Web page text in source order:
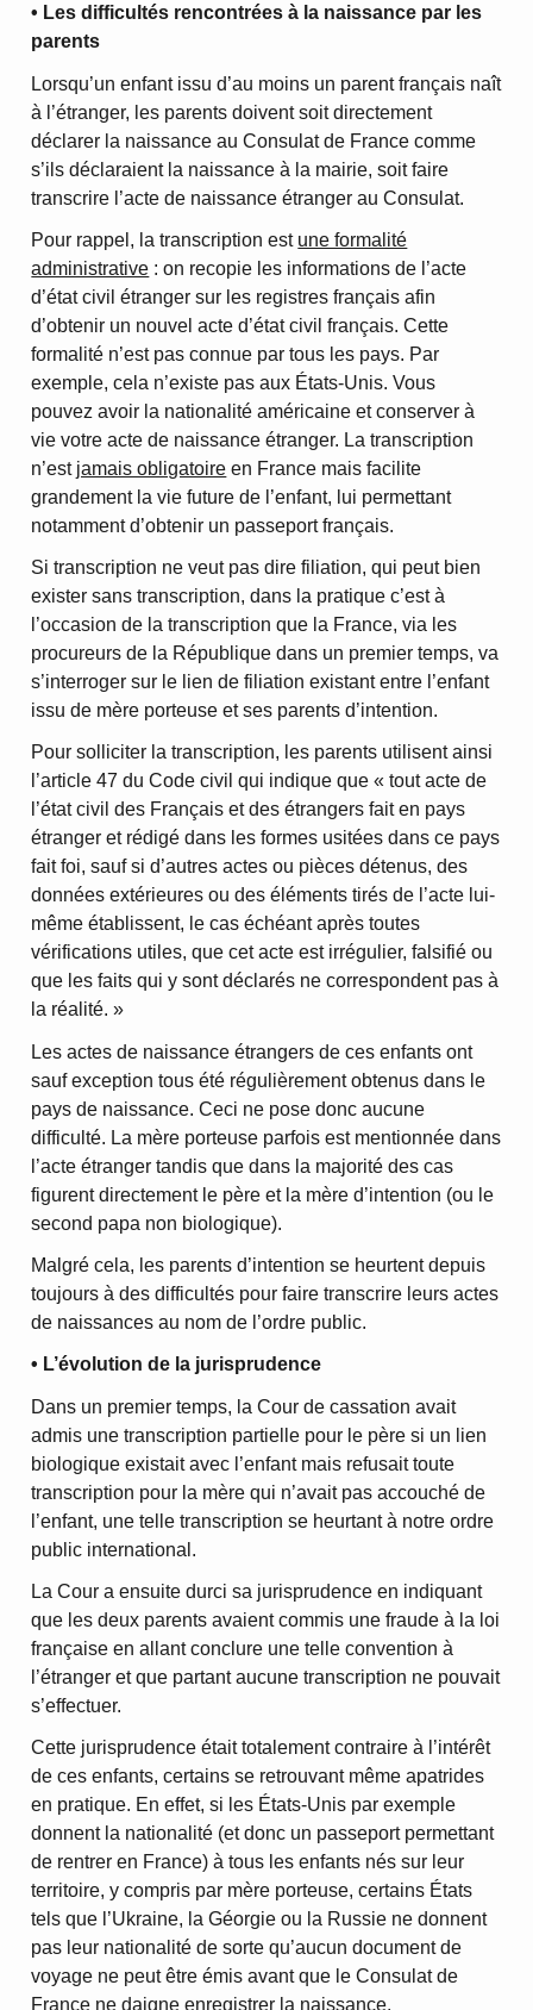
• Les difficultés rencontrées à la naissance par les
parents
Lorsqu’un enfant issu d’au moins un parent français naît
à l’étranger, les parents doivent soit directement
déclarer la naissance au Consulat de France comme
s’ils déclaraient la naissance à la mairie, soit faire
transcrire l’acte de naissance étranger au Consulat.
Pour rappel, la transcription est une formalité
administrative : on recopie les informations de l’acte
d’état civil étranger sur les registres français afin
d’obtenir un nouvel acte d’état civil français. Cette
formalité n’est pas connue par tous les pays. Par
exemple, cela n’existe pas aux États-Unis. Vous
pouvez avoir la nationalité américaine et conserver à
vie votre acte de naissance étranger. La transcription
n’est jamais obligatoire en France mais facilite
grandement la vie future de l’enfant, lui permettant
notamment d’obtenir un passeport français.
Si transcription ne veut pas dire filiation, qui peut bien
exister sans transcription, dans la pratique c’est à
l’occasion de la transcription que la France, via les
procureurs de la République dans un premier temps, va
s’interroger sur le lien de filiation existant entre l’enfant
issu de mère porteuse et ses parents d’intention.
Pour solliciter la transcription, les parents utilisent ainsi
l’article 47 du Code civil qui indique que « tout acte de
l’état civil des Français et des étrangers fait en pays
étranger et rédigé dans les formes usitées dans ce pays
fait foi, sauf si d’autres actes ou pièces détenus, des
données extérieures ou des éléments tirés de l’acte lui-
même établissent, le cas échéant après toutes
vérifications utiles, que cet acte est irrégulier, falsifié ou
que les faits qui y sont déclarés ne correspondent pas à
la réalité. »
Les actes de naissance étrangers de ces enfants ont
sauf exception tous été régulièrement obtenus dans le
pays de naissance. Ceci ne pose donc aucune
difficulté. La mère porteuse parfois est mentionnée dans
l’acte étranger tandis que dans la majorité des cas
figurent directement le père et la mère d’intention (ou le
second papa non biologique).
Malgré cela, les parents d’intention se heurtent depuis
toujours à des difficultés pour faire transcrire leurs actes
de naissances au nom de l’ordre public.
• L’évolution de la jurisprudence
Dans un premier temps, la Cour de cassation avait
admis une transcription partielle pour le père si un lien
biologique existait avec l’enfant mais refusait toute
transcription pour la mère qui n’avait pas accouché de
l’enfant, une telle transcription se heurtant à notre ordre
public international.
La Cour a ensuite durci sa jurisprudence en indiquant
que les deux parents avaient commis une fraude à la loi
française en allant conclure une telle convention à
l’étranger et que partant aucune transcription ne pouvait
s’effectuer.
Cette jurisprudence était totalement contraire à l’intérêt
de ces enfants, certains se retrouvant même apatrides
en pratique. En effet, si les États-Unis par exemple
donnent la nationalité (et donc un passeport permettant
de rentrer en France) à tous les enfants nés sur leur
territoire, y compris par mère porteuse, certains États
tels que l’Ukraine, la Géorgie ou la Russie ne donnent
pas leur nationalité de sorte qu’aucun document de
voyage ne peut être émis avant que le Consulat de
France ne daigne enregistrer la naissance.